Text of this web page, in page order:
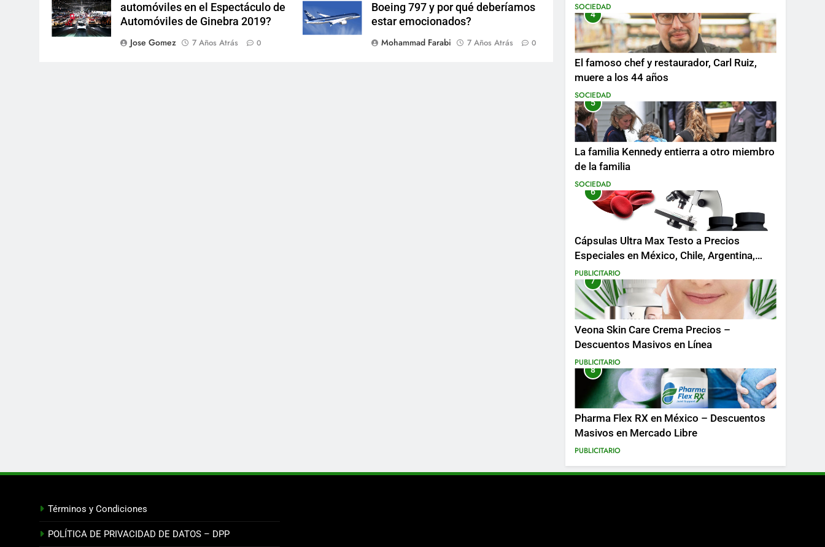
automóviles en el Espectáculo de
Automóviles de Ginebra 2019?
Jose Gomez
7 Años Atrás 0
Boeing 797 y por qué deberíamos
estar emocionados?
Mohammad Farabi
7 Años Atrás 0
SOCIEDAD
4
El famoso chef y restaurador, Carl Ruiz,
muere a los 44 años
SOCIEDAD
5
La familia Kennedy entierra a otro miembro
de la familia
SOCIEDAD
6
Cápsulas Ultra Max Testo a Precios
Especiales en México, Chile, Argentina,
Colombia, Perú , Ecuador, Costa Rica y
Más
PUBLICITARIO
7
Veona Skin Care Crema Precios –
Descuentos Masivos en Línea
PUBLICITARIO
8
Pharma Flex RX en México – Descuentos
Masivos en Mercado Libre
PUBLICITARIO
Términos y Condiciones
POLÍTICA DE PRIVACIDAD DE DATOS – DPP